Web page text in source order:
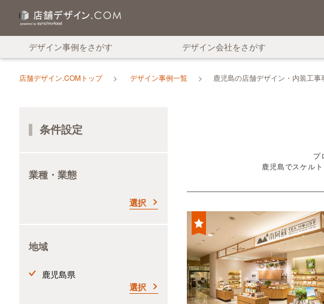
デザイン事例をさがす デザイン会社をさがす
店舗デザイン.COMトップ デザイン事例一覧 鹿児島の店舗デザイン・内装工事
条件設定
業種・業態
選択
地域
鹿児島県
選択
プ
鹿児島でスケル